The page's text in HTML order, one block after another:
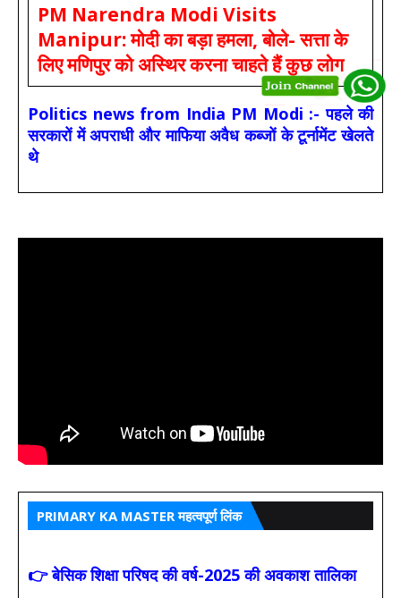
PM Narendra Modi Visits
Manipur: मोदी का बड़ा हमला, बोले- सत्ता के
लिए मणिपुर को अस्थिर करना चाहते हैं कुछ लोग
Politics news from India PM Modi :- पहले की
सरकारों में अपराधी और माफिया अवैध कब्जों के टूर्नामेंट खेलते
थे
PRIMARY KA MASTER महत्वपूर्ण लिंक
👉 बेसिक शिक्षा परिषद की वर्ष-2025 की अवकाश तालिका